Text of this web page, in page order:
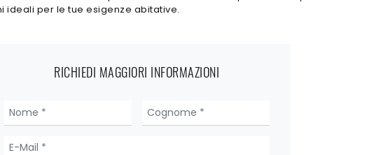
ideali per le tue esigenze abitative.
RICHIEDI MAGGIORI INFORMAZIONI